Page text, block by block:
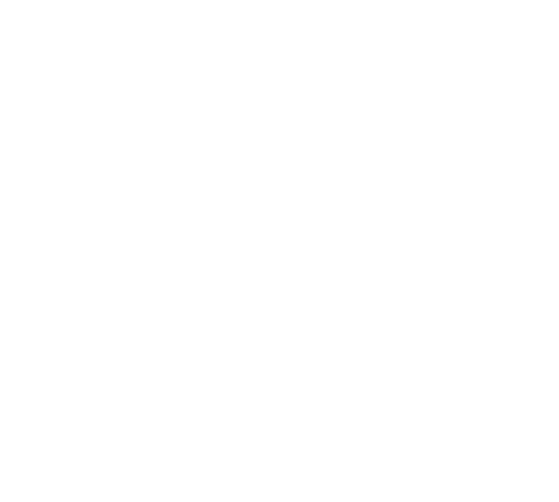
și îți satisfac poftele